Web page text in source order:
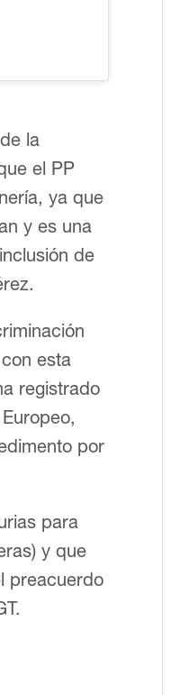
la
el PP
ya que
y es una
de
esta
registrado
por
para
y que
preacuerdo